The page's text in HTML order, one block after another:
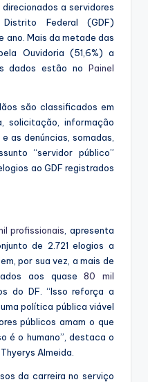
a servidores
Federal (GDF)
ano. Mais da metade das
Ouvidoria (51,6%) a
dados estão no Painel
são classificados em
solicitação, informação
as denúncias, somadas,
“servidor público”
ao GDF registrados
profissionais , apresenta
de 2.721 elogios a
por sua vez, a mais de
aos quase80 mil
do DF. “Isso reforça a
política pública viável
públicos amam o que
é o humano”, destaca o
Almeida.
da carreira no serviço